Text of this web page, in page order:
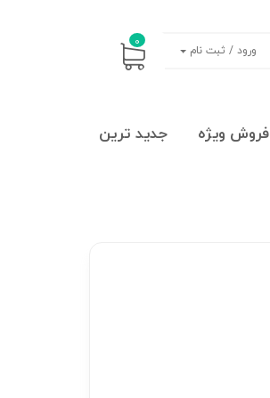
ورود / ثبت نام 0
فروش ویژه
جدید ترین